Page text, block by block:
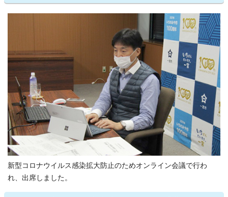
新型コロナウイルス感染拡大防止のためオンライン会議で行わ
れ、出席しました。